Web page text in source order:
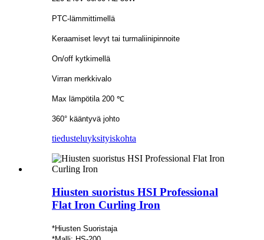
PTC-lämmittimellä
Keraamiset levyt tai turmaliinipinnoite
On/off kytkimellä
Virran merkkivalo
Max lämpötila 200 ℃
360° kääntyvä johto
tiedusteluyksityiskohta
Hiusten suoristus HSI Professional
Flat Iron Curling Iron
*Hiusten Suoristaja